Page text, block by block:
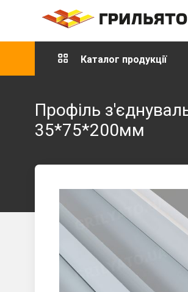
Каталог продукції
Профіль
35*75*200мм